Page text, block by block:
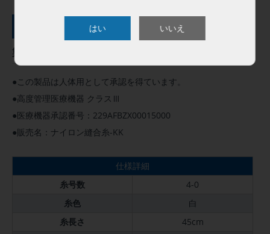
製品概要
●この製品は人体用として承認を得ています。
●高度管理医療機器 クラスⅢ
●医療機器承認番号：229AFBZX00015000
●販売名：ナイロン縫合糸-KK
仕様詳細
糸号数
4-0
糸色
白
糸長さ
45cm
サンプル依頼（０円）
はい いいえ